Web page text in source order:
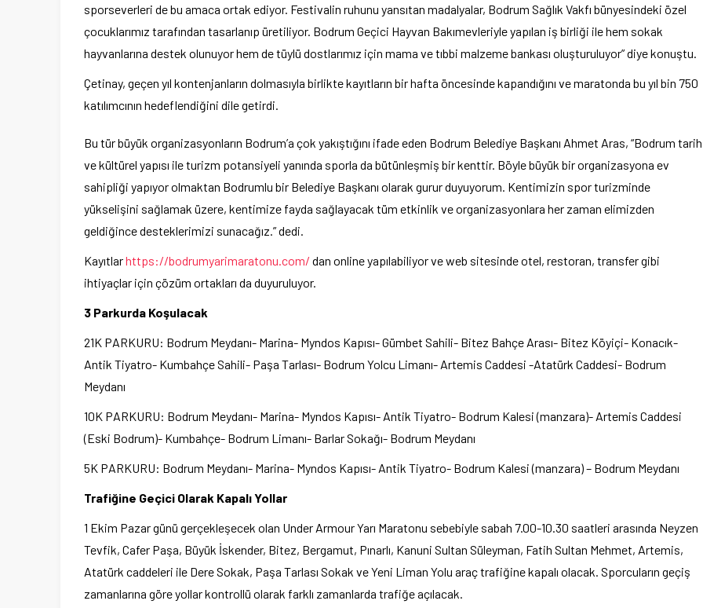
sporseverleri de bu amaca ortak ediyor. Festivalin ruhunu yansıtan madalyalar, Bodrum Sağlık Vakfı bünyesindeki özel
çocuklarımız tarafından tasarlanıp üretiliyor. Bodrum Geçici Hayvan Bakımevleriyle yapılan iş birliği ile hem sokak
hayvanlarına destek olunuyor hem de tüylü dostlarımız için mama ve tıbbi malzeme bankası oluşturuluyor” diye konuştu.
Çetinay, geçen yıl kontenjanların dolmasıyla birlikte kayıtların bir hafta öncesinde kapandığını ve maratonda bu yıl bin 750
katılımcının hedeflendiğini dile getirdi.
Bu tür büyük organizasyonların Bodrum’a çok yakıştığını ifade eden Bodrum Belediye Başkanı Ahmet Aras, “Bodrum
ve kültürel yapısı ile turizm potansiyeli yanında sporla da bütünleşmiş bir kenttir. Böyle büyük bir organizasyona ev
sahipliği yapıyor olmaktan Bodrumlu bir Belediye Başkanı olarak gurur duyuyorum. Kentimizin spor turizminde
yükselişini sağlamak üzere, kentimize fayda sağlayacak tüm etkinlik ve organizasyonlara her zaman elimizden
geldiğince desteklerimizi sunacağız.” dedi.
Kayıtlarhttps://bodrumyarimaratonu.com/ dan online yapılabiliyor ve web sitesinde otel, restoran, transfer gibi
ihtiyaçlar için çözüm ortakları da duyuruluyor.
3 Parkurda Koşulacak
21K PARKURU: Bodrum Meydanı- Marina- Myndos Kapısı- Gümbet Sahili- Bitez Bahçe Arası- Bitez Köyiçi- Konacık-
Antik Tiyatro- Kumbahçe Sahili- Paşa Tarlası- Bodrum Yolcu Limanı- Artemis Caddesi -Atatürk Caddesi- Bodrum
Meydanı
10K PARKURU: Bodrum Meydanı- Marina- Myndos Kapısı- Antik Tiyatro- Bodrum Kalesi (manzara)- Artemis Caddesi
(Eski Bodrum)- Kumbahçe- Bodrum Limanı- Barlar Sokağı- Bodrum Meydanı
5K PARKURU: Bodrum Meydanı- Marina- Myndos Kapısı- Antik Tiyatro- Bodrum Kalesi (manzara) – Bodrum Meydanı
Trafiğine Geçici Olarak Kapalı Yollar
1 Ekim Pazar günü gerçekleşecek olan Under Armour Yarı Maratonu sebebiyle sabah 7.00-10.30 saatleri arasında Neyzen
Tevfik, Cafer Paşa, Büyük İskender, Bitez, Bergamut, Pınarlı, Kanuni Sultan Süleyman, Fatih Sultan Mehmet, Artemis,
Atatürk caddeleri ile Dere Sokak, Paşa Tarlası Sokak ve Yeni Liman Yolu araç trafiğine kapalı olacak. Sporcuların geçiş
zamanlarına göre yollar kontrollü olarak farklı zamanlarda trafiğe açılacak.